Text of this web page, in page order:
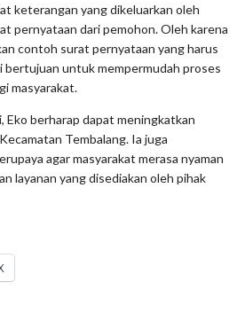
keterangan yang dikeluarkan oleh
pernyataan dari pemohon. Oleh karena
contoh surat pernyataan yang harus
bertujuan untuk mempermudah proses
masyarakat.
Eko berharap dapat meningkatkan
Tembalang. Ia juga
agar masyarakat merasa nyaman
layanan yang disediakan oleh pihak